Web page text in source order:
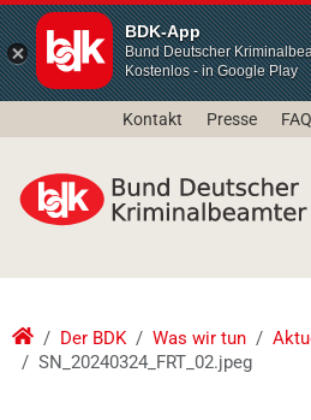
BDK-App
Bund Deutscher
Kostenlos - in Google Play
Kontakt Presse FAQ
Der BDK Was wir tun
SN_20240324_FRT_02.jpeg